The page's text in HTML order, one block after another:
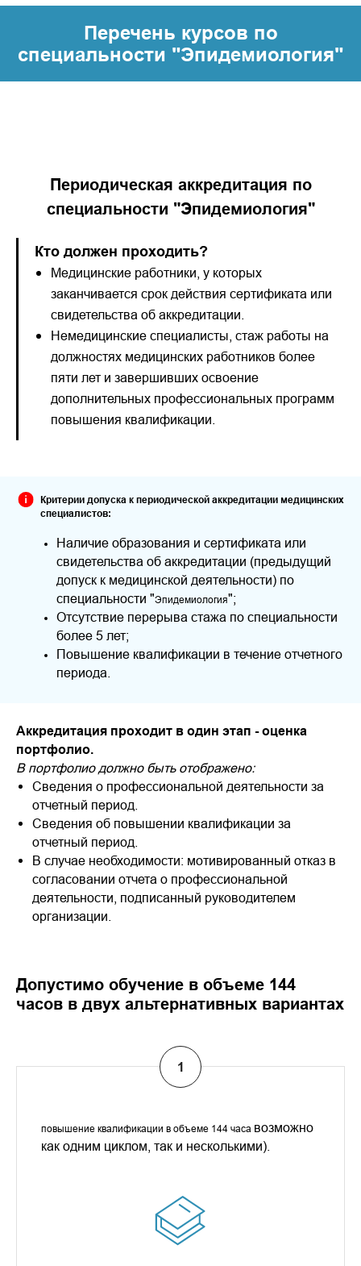
Перечень курсов по
специальности "Эпидемиология"
Периодическая аккредитация по
специальности "Эпидемиология"
Кто должен проходить?
Медицинские работники, у которых
заканчивается срок действия сертификата или
свидетельства об аккредитации.
Немедицинские специалисты, стаж работы на
должностях медицинских работников более
пяти лет и завершивших освоение
дополнительных профессиональных программ
повышения квалификации.
Критерии допуска к периодической аккредитации медицинских
специалистов:
Наличие образования и сертификата или
свидетельства об аккредитации (предыдущий
допуск к медицинской деятельности) по
специальности "Эпидемиология";
Отсутствие перерыва стажа по специальности
более 5 лет;
Повышение квалификации в течение отчетного
периода.
Аккредитация проходит в один этап - оценка
портфолио.
В портфолио должно быть отображено:
Сведения о профессиональной деятельности за
отчетный период.
Сведения об повышении квалификации за
отчетный период.
В случае необходимости: мотивированный отказ в
согласовании отчета о профессиональной
деятельности, подписанный руководителем
организации.
Допустимо обучение в объеме 144
часов в двух альтернативных вариантах
повышение квалификации в объеме 144 часа возможно
как одним циклом, так и несколькими).